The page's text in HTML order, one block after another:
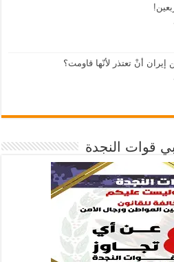
أنْ تعتذر لأنّها قاومت؟
قوات النجدة